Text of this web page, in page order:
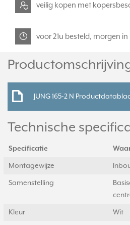
veilig kopen met
voor 21u besteld, morgen in
JUNG 165-2 N
Technische
Specificatie
Montagewijze
Samenstelling
Kleur Wit